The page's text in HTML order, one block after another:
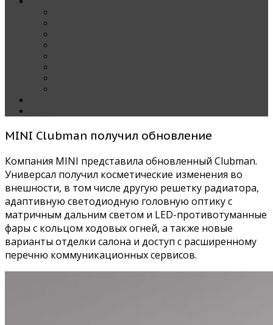
MINI Clubman получил обновление
Компания MINI представила обновленный Clubman.
Универсал получил косметические изменения во
внешности, в том числе другую решетку радиатора,
адаптивную светодиодную головную оптику с
матричным дальним светом и LED-противотуманные
фары с кольцом ходовых огней, а также новые
варианты отделки салона и доступ с расширенному
перечню коммуникационных сервисов.